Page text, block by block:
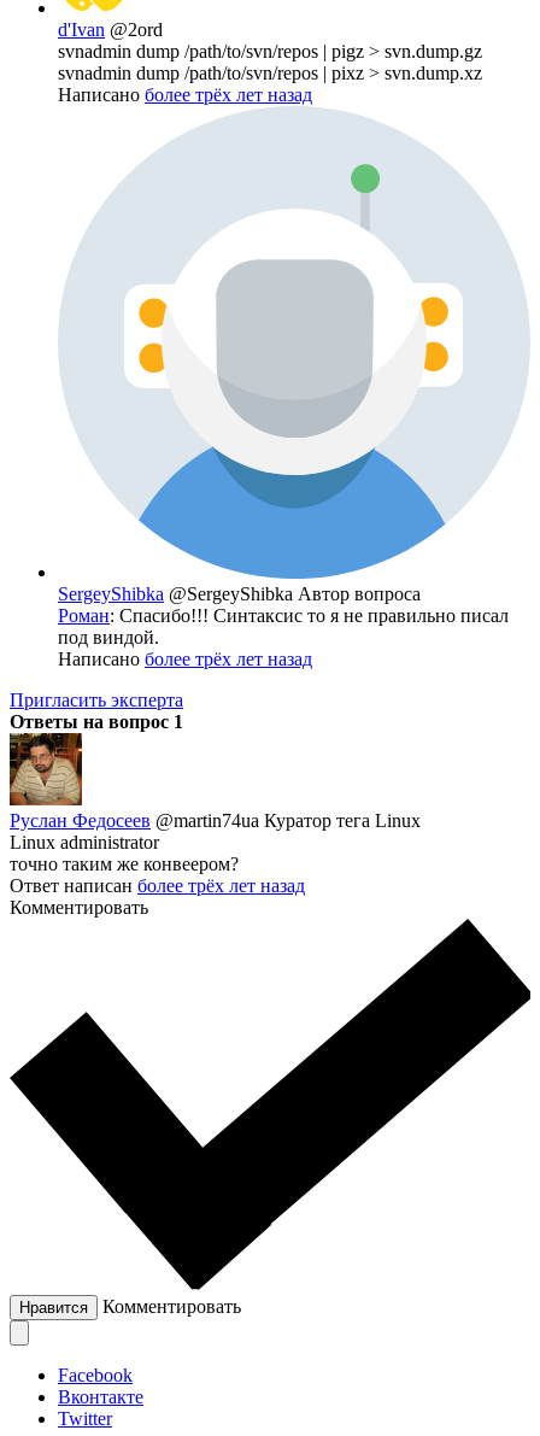
d'Ivan @2ord
svnadmin dump /path/to/svn/repos | pigz > svn.dump.gz
svnadmin dump /path/to/svn/repos | pixz > svn.dump.xz
Написано более трёх лет назад
SergeyShibka @SergeyShibka Автор вопроса
Роман: Спасибо!!! Синтаксис то я не правильно писал
под виндой.
Написано более трёх лет назад
Пригласить эксперта
Ответы на вопрос 1
Руслан Федосеев @martin74ua Куратор тега Linux
Linux administrator
точно таким же конвеером?
Ответ написан более трёх лет назад
Комментировать
Нравится Комментировать
Facebook
Вконтакте
Twitter